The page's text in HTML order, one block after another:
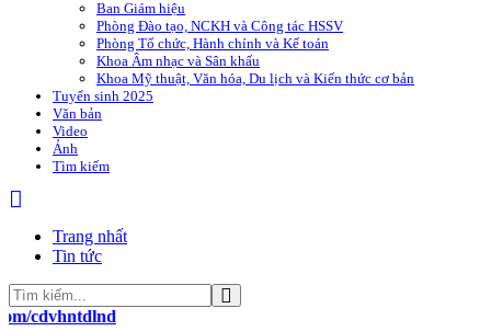
Ban Giám hiệu
Phòng Đào tạo, NCKH và Công tác HSSV
Phòng Tổ chức, Hành chính và Kế toán
Khoa Âm nhạc và Sân khấu
Khoa Mỹ thuật, Văn hóa, Du lịch và Kiến thức cơ bản
Tuyển sinh 2025
Văn bản
Video
Ảnh
Tìm kiếm
Trang nhất
Tin tức